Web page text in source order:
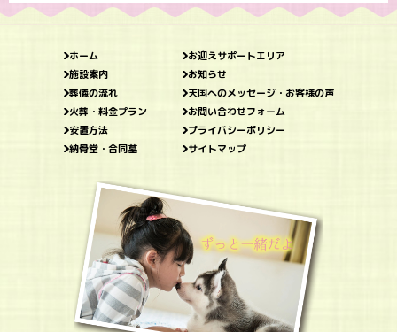
ホーム
施設案内
葬儀の流れ
火葬・料金プラン
安置方法
納骨堂・合同墓
お迎えサポートエリア
お知らせ
天国へのメッセージ・お客様の声
お問い合わせフォーム
プライバシーポリシー
サイトマップ